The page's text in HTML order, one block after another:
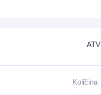
ATV
Količina